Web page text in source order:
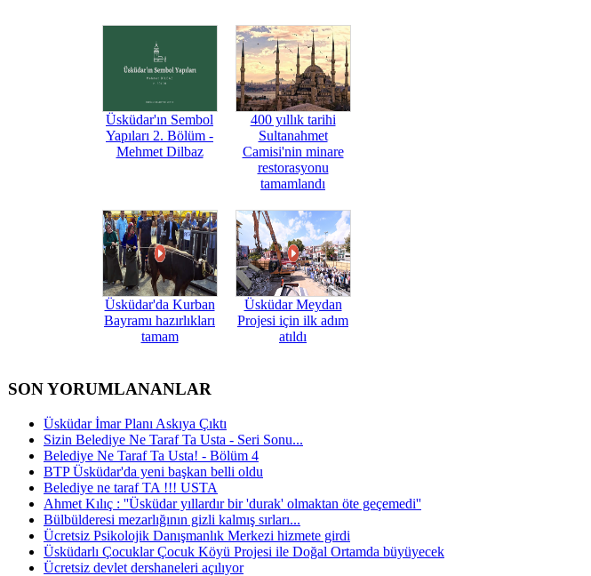
Üsküdar'ın Sembol
Yapıları 2. Bölüm -
Mehmet Dilbaz
400 yıllık tarihi
Sultanahmet
Camisi'nin minare
restorasyonu
tamamlandı
Üsküdar'da Kurban
Bayramı hazırlıkları
tamam
Üsküdar Meydan
Projesi için ilk adım
atıldı
SON YORUMLANANLAR
Üsküdar İmar Planı Askıya Çıktı
Sizin Belediye Ne Taraf Ta Usta - Seri Sonu...
Belediye Ne Taraf Ta Usta! - Bölüm 4
BTP Üsküdar'da yeni başkan belli oldu
Belediye ne taraf TA !!! USTA
Ahmet Kılıç : ''Üsküdar yıllardır bir 'durak' olmaktan öte geçemedi''
Bülbülderesi mezarlığının gizli kalmış sırları...
Ücretsiz Psikolojik Danışmanlık Merkezi hizmete girdi
Üsküdarlı Çocuklar Çocuk Köyü Projesi ile Doğal Ortamda büyüyecek
Ücretsiz devlet dershaneleri açılıyor